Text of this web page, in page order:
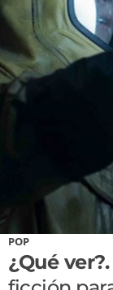
POP
¿Qué ver?.